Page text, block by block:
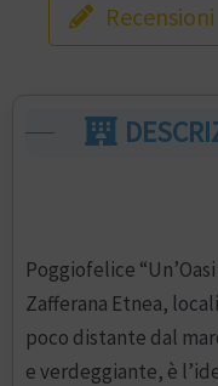
Recensioni
Poggiofelice
Zafferana Etnea,
poco distante dal
e verdeggiante, è